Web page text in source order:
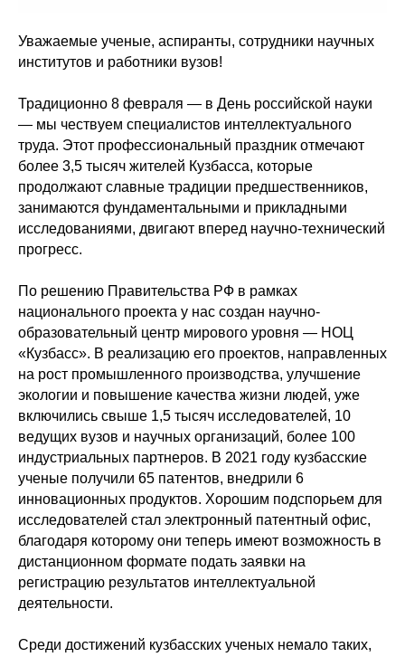
Уважаемые ученые, аспиранты, сотрудники научных
институтов и работники вузов!
Традиционно 8 февраля — в День российской науки
— мы чествуем специалистов интеллектуального
труда. Этот профессиональный праздник отмечают
более 3,5 тысяч жителей Кузбасса, которые
продолжают славные традиции предшественников,
занимаются фундаментальными и прикладными
исследованиями, двигают вперед научно-технический
прогресс.
По решению Правительства РФ в рамках
национального проекта у нас создан научно-
образовательный центр мирового уровня — НОЦ
«Кузбасс». В реализацию его проектов, направленных
на рост промышленного производства, улучшение
экологии и повышение качества жизни людей, уже
включились свыше 1,5 тысяч исследователей, 10
ведущих вузов и научных организаций, более 100
индустриальных партнеров. В 2021 году кузбасские
ученые получили 65 патентов, внедрили 6
инновационных продуктов. Хорошим подспорьем для
исследователей стал электронный патентный офис,
благодаря которому они теперь имеют возможность в
дистанционном формате подать заявки на
регистрацию результатов интеллектуальной
деятельности.
Среди достижений кузбасских ученых немало таких,